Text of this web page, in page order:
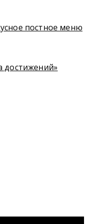
постное меню
достижений»